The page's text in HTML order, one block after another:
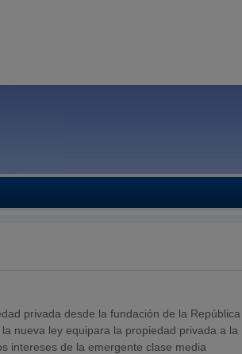
privada desde la fundación de la República
nueva ley equipara la propiedad privada a la
intereses de la emergente clase media